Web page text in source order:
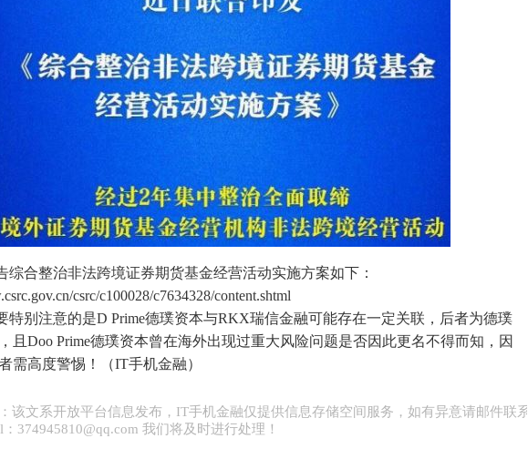
综合整治非法跨境证券期货基金经营活动实施方案如下：
csrc/c100028/c7634328/content.shtml
特别注意的是D Prime德璞资本与RKX瑞信金融可能存在一定关联，后者为德璞
且Doo Prime德璞资本曾在海外出现过重大风险问题是否因此更名不得而知，因
需高度警惕！（IT手机金融）
该文系开放平台信息发布，IT手机金融仅提供信息存储空间服务，如有异意请邮件联系
：374945810@qq.com 我们将及时进行处理！